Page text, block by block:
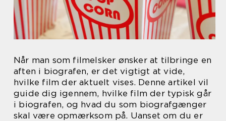
Når man som filmelsker ønsker at tilbringe en
aften i biografen, er det vigtigt at vide,
hvilke film der aktuelt vises. Denne artikel vil
guide dig igennem, hvilke film der typisk går
i biografen, og hvad du som biografgænger
skal være opmærksom på. Uanset om du er